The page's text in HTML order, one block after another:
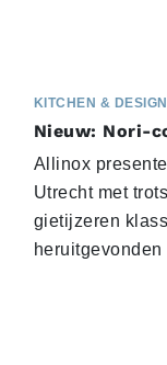
KITCHEN & DESIGN
Nieuw: Nori-
Allinox
Utrecht met
gietijzeren